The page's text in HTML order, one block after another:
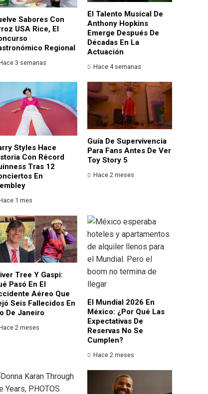
Sabores Con
USA Rice, El
Regional
3 semanas
El Talento Musical De
Anthony Hopkins
Emerge Después De
Décadas En La
Actuación
Hace 4 semanas
Styles Hace
Con Récord
Tras 12
En
1 mes
Guía De Supervivencia
Para Fans Antes De Ver
Toy Story 5
Hace 2 meses
Tree Y Gaspi:
Pasó En El
Aéreo Que
Seis Fallecidos En
De Janeiro
2 meses
El Mundial 2026 En
México: ¿por Qué Las
Expectativas De
Reservas No Se
Cumplen?
Hace 2 meses